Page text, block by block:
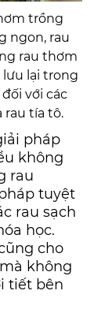
trồng
ngon, rau
rau thơm
lại trong
với các
rau tía tô.
pháp
không
rau
tuyệt
rau sạch
học.
cho
không
tiết bên